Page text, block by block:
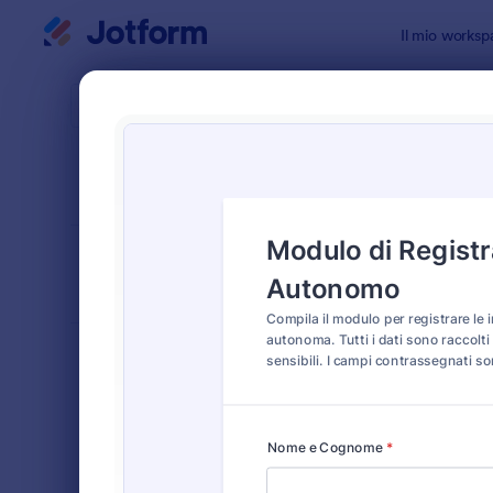
Il mio
Classico
460